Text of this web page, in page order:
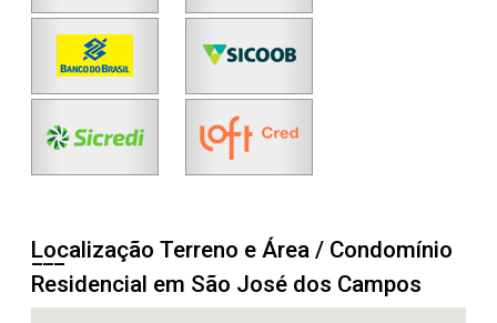
Localização Terreno e Área / Condomínio
Residencial em São José dos Campos